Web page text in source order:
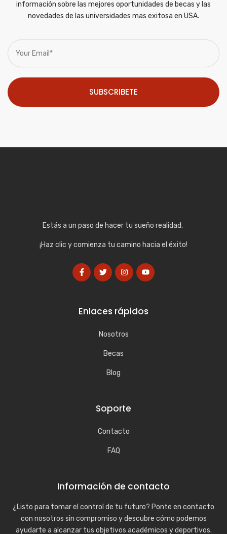
información sobre las mejores oportunidades de becas y las
novedades de las universidades mas exitosa en USA.
SUBSCRIBETE
Estás a un paso de hacer tu sueño realidad.
¡Haz clic y comienza tu camino hacia el éxito!
Enlaces rápidos
Nosotros
Becas
Blog
Soporte
Contacto
FAQ
Información de contacto
¿Listo para tomar el control de tu futuro? Ponte en contacto
con nosotros sin compromiso y descubre cómo podemos
ayudarte a alcanzar tus objetivos académicos y deportivos.